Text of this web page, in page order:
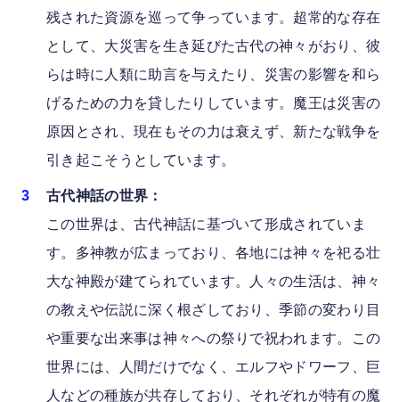
残された資源を巡って争っています。超常的な存在
として、大災害を生き延びた古代の神々がおり、彼
らは時に人類に助言を与えたり、災害の影響を和ら
げるための力を貸したりしています。魔王は災害の
原因とされ、現在もその力は衰えず、新たな戦争を
引き起こそうとしています。
古代神話の世界：
この世界は、古代神話に基づいて形成されていま
す。多神教が広まっており、各地には神々を祀る壮
大な神殿が建てられています。人々の生活は、神々
の教えや伝説に深く根ざしており、季節の変わり目
や重要な出来事は神々への祭りで祝われます。この
世界には、人間だけでなく、エルフやドワーフ、巨
人などの種族が共存しており、それぞれが特有の魔